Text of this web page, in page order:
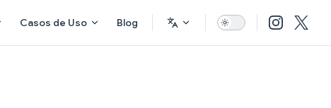
Casos de Uso Blog